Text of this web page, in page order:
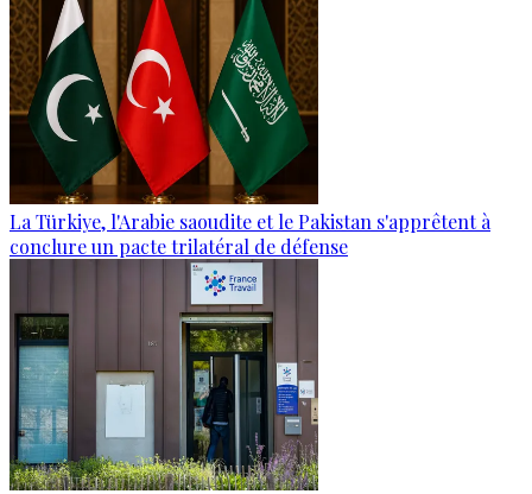
La Türkiye, l'Arabie saoudite et le Pakistan s'apprêtent à
conclure un pacte trilatéral de défense